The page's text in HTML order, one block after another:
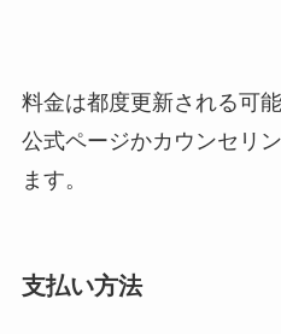
料金は都度更新される可
公式ページかカウンセリ
ます。
支払い方法